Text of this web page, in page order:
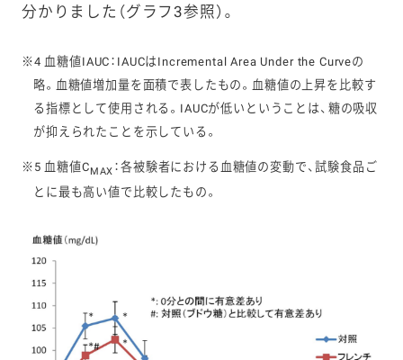
分かりました（グラフ3参照）。
※4 血糖値IAUC：IAUCはIncremental Area Under the Curveの
略。血糖値増加量を面積で表したもの。血糖値の上昇を比較す
る指標として使用される。IAUCが低いということは、糖の吸収
が抑えられたことを示している。
※5 血糖値CMAX ：各被験者における血糖値の変動で、試験食品ご
とに最も高い値で比較したもの。